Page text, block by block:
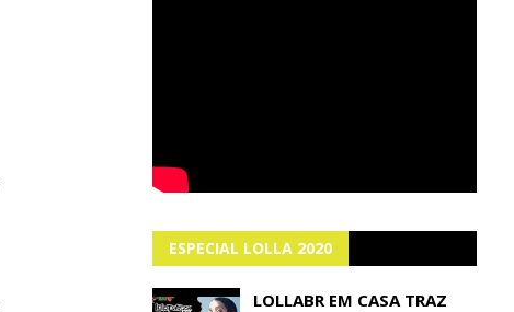
ESPECIAL LOLLA 2020
LOLLABR EM CASA TRAZ